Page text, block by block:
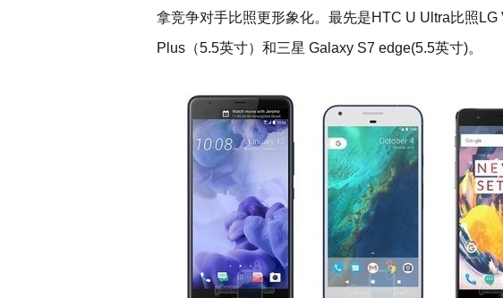
拿竞争对手比照更形象化。最先是HTC U Ultra比照
Plus（5.5英寸）和三星 Galaxy S7 edge(5.5英寸)。